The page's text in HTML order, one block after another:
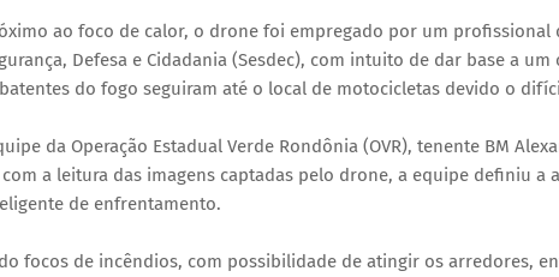
ao foco de calor, o drone foi empregado por um profissional
Defesa e Cidadania (Sesdec), com intuito de dar base a
do fogo seguiram até o local de motocicletas devido o
da Operação Estadual Verde Rondônia (OVR), tenente BM
a leitura das imagens captadas pelo drone, a equipe definiu a
de enfrentamento.
focos de incêndios, com possibilidade de atingir os arredores,